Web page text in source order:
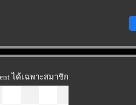
ได้เฉพาะสมาชิก